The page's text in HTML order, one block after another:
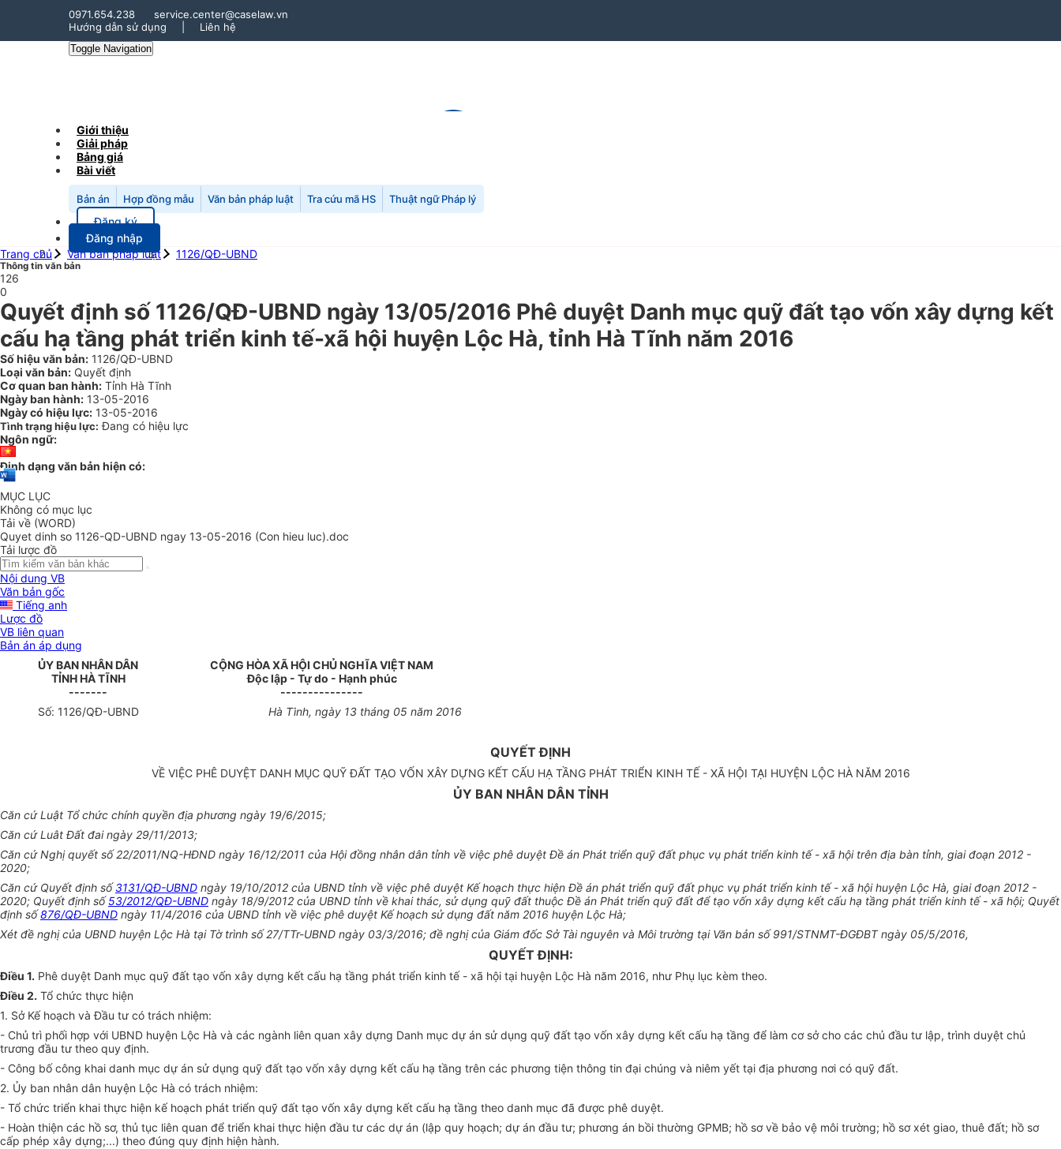
0971.654.238
service.center@caselaw.vn
Hướng dẫn sử dụng
Liên hệ
Toggle Navigation
Giới thiệu
Giải pháp
Bảng giá
Bài viết
Bản án Hợp đồng mẫu Văn bản pháp luật Tra cứu mã HS Thuật ngữ Pháp lý
Đăng ký
Đăng nhập
Trang chủ
Văn bản pháp luật 1126/QĐ-UBND
Thông tin văn bản
126
0
Quyết định số 1126/QĐ-UBND ngày 13/05/2016 Phê duyệt Danh mục quỹ đất tạo vốn xây dựng kết
cấu hạ tầng phát triển kinh tế-xã hội huyện Lộc Hà, tỉnh Hà Tĩnh năm 2016
Số hiệu văn bản: 1126/QĐ-UBND
Loại văn bản: Quyết định
Cơ quan ban hành: Tỉnh Hà Tĩnh
Ngày ban hành: 13-05-2016
Ngày có hiệu lực: 13-05-2016
Tình trạng hiệu lực: Đang có hiệu lực
Ngôn ngữ:
Định dạng văn bản hiện có:
MỤC LỤC
Không có mục lục
Tải về (WORD)
Quyet dinh so 1126-QD-UBND ngay 13-05-2016 (Con hieu luc).doc
Tải lược đồ
Nội dung VB
Văn bản gốc
Tiếng anh
Lược đồ
VB liên quan
Bản án áp dụng
ỦY BAN NHÂN DÂN
TỈNH HÀ TĨNH
-------
CỘNG HÒA XÃ HỘI CHỦ NGHĨA VIỆT NAM
Độc lập - Tự do - Hạnh phúc
---------------
Số: 1126/QĐ-UBND Hà Tĩnh, ngày 13 tháng 05 năm 2016
QUYẾT ĐỊNH
VỀ VIỆC PHÊ DUYỆT DANH MỤC QUỸ ĐẤT TẠO VỐN XÂY DỰNG KẾT CẤU HẠ TẦNG PHÁT TRIỂN KINH TẾ - XÃ HỘI TẠI HUYỆN LỘC HÀ NĂM 2016
ỦY BAN NHÂN DÂN TỈNH
Căn cứ Luật Tổ chức chính quyền địa phương ngày 19/6/2015;
Căn cứ Luât Đất đai ngày 29/11/2013;
Căn cứ Nghị quyết số 22/2011/NQ-HĐND ngày 16/12/2011 của Hội đồng nhân dân tỉnh về việc phê duyệt Đề án Phát triển quỹ đất phục vụ phát triển kinh tế - xã hội trên địa bàn tỉnh, giai đoạn 2012 -
2020;
Căn cứ Quyết định số3131/QĐ-UBND ngày 19/10/2012 của UBND tỉnh về việc phê duyệt Kế hoạch thực hiện Đề án phát triển quỹ đất phục vụ phát triển kinh tế - xã hội huyện Lộc Hà, giai đoạn 2012 -
2020; Quyết định số53/2012/QĐ-UBND ngày 18/9/2012 của UBND tỉnh về khai thác, sử dụng quỹ đất thuộc Đề án Phát triển quỹ đất để tạo vốn xây dựng kết cấu hạ tầng phát triển kinh tế - xã hội; Quyết
định số 876/QĐ-UBND ngày 11/4/2016 của UBND tỉnh về việc phê duyệt Kế hoạch sử dụng đất năm 2016 huyện Lộc Hà;
Xét đề nghị của UBND huyện Lộc Hà tại Tờ trình số 27/TTr-UBND ngày 03/3/2016; đề nghị của Giám đốc Sở Tài nguyên và Môi trường tại Văn bản số 991/STNMT-ĐGĐBT ngày 05/5/2016,
QUYẾT ĐỊNH:
Điều 1. Phê duyệt Danh mục quỹ đất tạo vốn xây dựng kết cấu hạ tầng phát triển kinh tế - xã hội tại huyện Lộc Hà năm 2016, như Phụ lục kèm theo.
Điều 2. Tổ chức thực hiện
1. Sở Kế hoạch vàĐầu tư có trách nhiệm:
- Chủ trì phối hợp với UBND huyện Lộc Hà và các ngành liên quan xây dựng Danh mục dự án sử dụng quỹ đất tạo vốn xây dựng kết cấu hạ tầng để làm cơ sở cho các chủ đầu tư lập, trình duyệt chủ
trương đầu tư theo quy định.
- Công bố công khai danh mục dự án sử dụng quỹ đất tạo vốn xây dựng kết cấu hạ tầng trên các phương tiện thông tin đại chúng và niêm yết tại địa phương nơi có quỹ đất.
2. Ủy ban nhân dân huyện Lộc Hà có trách nhiệm:
- Tổ chức triển khai thực hiện kế hoạch phát triển quỹ đất tạo vốn xây dựng kết cấu hạ tầng theo danh mục đã được phê duyệt.
- Hoàn thiện các hồ sơ, thủ tục liên quan để triển khai thực hiện đầu tư các dự án (lập quy hoạch; dự án đầu tư; phương án bồi thường GPMB; hồ sơvề bảo vệ môi trường; hồ sơ xét giao, thuê đất; hồ sơ
cấp phép xây dựng;...) theo đúng quy định hiện hành.